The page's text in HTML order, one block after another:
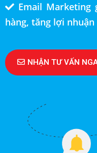
Email Marketing
hàng, tăng lợi nhuận
NHẬN TƯ VẤN